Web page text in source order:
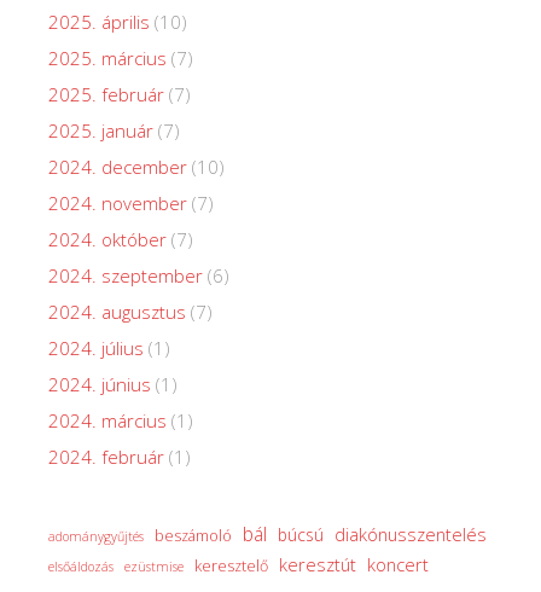
2025. április (10)
2025. március (7)
2025. február (7)
2025. január (7)
2024. december (10)
2024. november (7)
2024. október (7)
2024. szeptember (6)
2024. augusztus (7)
2024. július (1)
2024. június (1)
2024. március (1)
2024. február (1)
adománygyűjtés beszámoló bál búcsú diakónusszentelés
elsőáldozás ezüstmise keresztelő keresztút koncert